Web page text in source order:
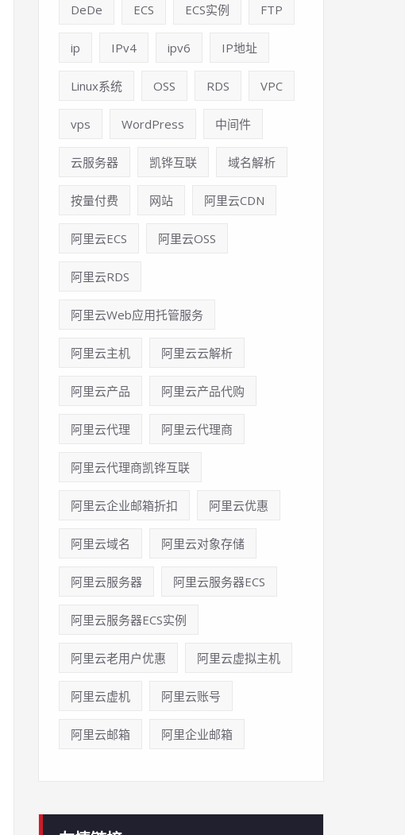
DeDe ECS ECS实例 FTP
ip IPv4 ipv6 IP地址
Linux系统 OSS RDS VPC
vps WordPress 中间件
云服务器 凯铧互联 域名解析
按量付费 网站 阿里云CDN
阿里云ECS 阿里云OSS
阿里云RDS
阿里云Web应用托管服务
阿里云主机 阿里云云解析
阿里云产品 阿里云产品代购
阿里云代理 阿里云代理商
阿里云代理商凯铧互联
阿里云企业邮箱折扣 阿里云优惠
阿里云域名 阿里云对象存储
阿里云服务器 阿里云服务器ECS
阿里云服务器ECS实例
阿里云老用户优惠 阿里云虚拟主机
阿里云虚机 阿里云账号
阿里云邮箱 阿里企业邮箱